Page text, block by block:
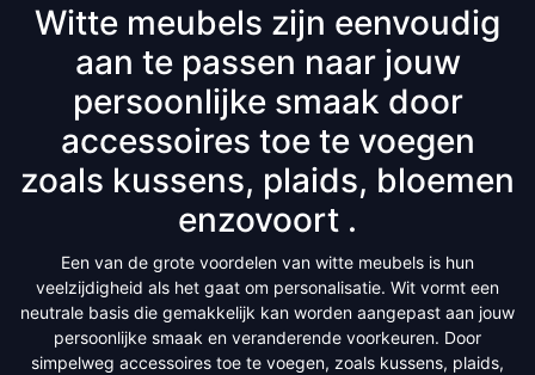
Witte meubels zijn eenvoudig
aan te passen naar jouw
persoonlijke smaak door
accessoires toe te voegen
zoals kussens, plaids, bloemen
enzovoort .
Een van de grote voordelen van witte meubels is hun
veelzijdigheid als het gaat om personalisatie. Wit vormt een
neutrale basis die gemakkelijk kan worden aangepast aan jouw
persoonlijke smaak en veranderende voorkeuren. Door
simpelweg accessoires toe te voegen, zoals kussens, plaids,